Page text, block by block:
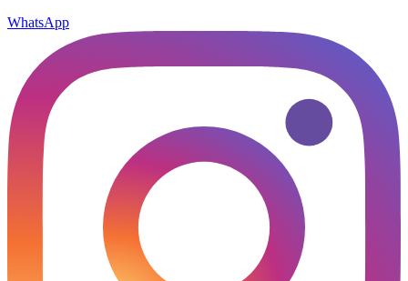
WhatsApp